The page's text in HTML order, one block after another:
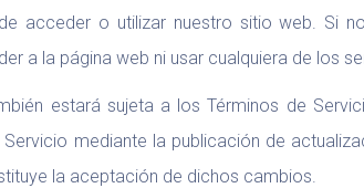
acceder o utilizar nuestro sitio web. Si
a la página web ni usar cualquiera de los
estará sujeta a los Términos de
mediante la publicación de
la aceptación de dichos cambios.